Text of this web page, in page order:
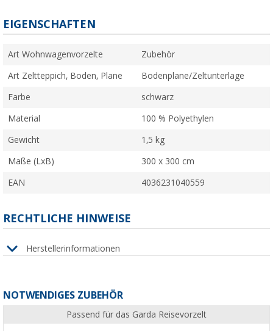
EIGENSCHAFTEN
Art Wohnwagenvorzelte Zubehör
Art Zeltteppich, Boden, Plane Bodenplane/Zeltunterlage
Farbe schwarz
Material 100 % Polyethylen
Gewicht 1,5 kg
Maße (LxB) 300 x 300 cm
EAN 4036231040559
RECHTLICHE HINWEISE
Herstellerinformationen
NOTWENDIGES ZUBEHÖR
Passend für das Garda Reisevorzelt